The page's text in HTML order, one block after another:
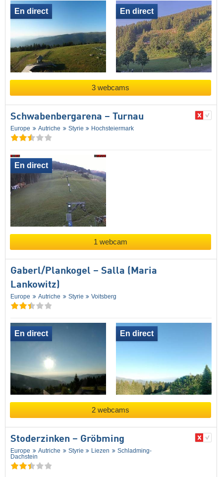
En direct En direct
3 webcams
Schwabenbergarena – Turnau
Europe Autriche Styrie Hochsteiermark
En direct
1 webcam
Gaberl/​Plankogel – Salla (Maria
Lankowitz)
Europe Autriche Styrie Voitsberg
En direct En direct
2 webcams
Stoderzinken – Gröbming
Europe Autriche Styrie Liezen
Schladming-
Dachstein